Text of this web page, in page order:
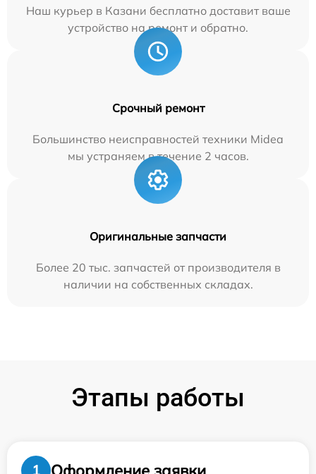
Наш курьер в Казани бесплатно доставит ваше
устройство на ремонт и обратно.
Срочный ремонт
Большинство неисправностей техники Midea
мы устраняем в течение 2 часов.
Оригинальные запчасти
Более 20 тыс. запчастей от производителя в
наличии на собственных складах.
Этапы работы
1